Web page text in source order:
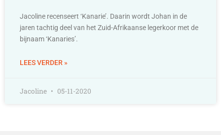
Jacoline recenseert ‘Kanarie’. Daarin wordt Johan in de
jaren tachtig deel van het Zuid-Afrikaanse legerkoor met de
bijnaam ‘Kanaries’.
LEES VERDER »
Jacoline 05-11-2020